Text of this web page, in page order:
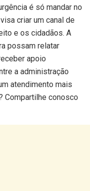
é só mandar no
criar um canal de
e os cidadãos. A
possam relatar
apoio
a administração
atendimento mais
Compartilhe conosco